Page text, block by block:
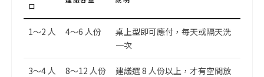
口
1～2 人 4～6 人份
桌上型即可應付，每天或隔天洗
一次
3～4 人 8～12 人份
建議選 8 人份以上，才有空間放